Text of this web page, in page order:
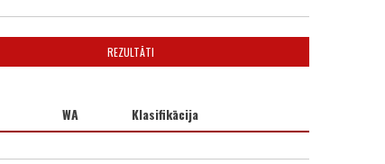
REZULTĀTI
WA Klasifikācija